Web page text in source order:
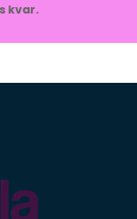
kvar.